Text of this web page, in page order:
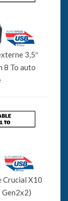
3,5″
8 To auto
Crucial X10
Gen2x2)